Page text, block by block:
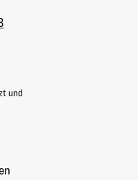
und